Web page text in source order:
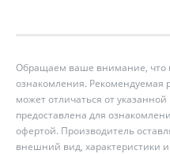
Обращаем ваше внимание, что
ознакомления. Рекомендуемая
может отличаться от
предоставлена для
офертой. Производитель
внешний вид, характеристики